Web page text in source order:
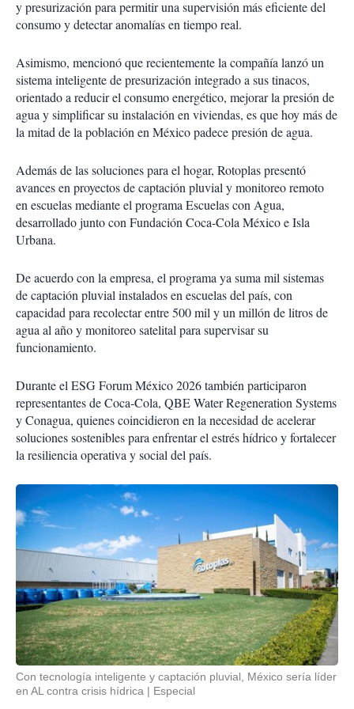
y presurización para permitir una supervisión más eficiente del
consumo y detectar anomalías en tiempo real.
Asimismo, mencionó que recientemente la compañía lanzó un
sistema inteligente de presurización integrado a sus tinacos,
orientado a reducir el consumo energético, mejorar la presión de
agua y simplificar su instalación en viviendas, es que hoy más de
la mitad de la población en México padece presión de agua.
Además de las soluciones para el hogar, Rotoplas presentó
avances en proyectos de captación pluvial y monitoreo remoto
en escuelas mediante el programa Escuelas con Agua,
desarrollado junto con Fundación Coca-Cola México e Isla
Urbana.
De acuerdo con la empresa, el programa ya suma mil sistemas
de captación pluvial instalados en escuelas del país, con
capacidad para recolectar entre 500 mil y un millón de litros de
agua al año y monitoreo satelital para supervisar su
funcionamiento.
Durante el ESG Forum México 2026 también participaron
representantes de Coca-Cola, QBE Water Regeneration Systems
y Conagua, quienes coincidieron en la necesidad de acelerar
soluciones sostenibles para enfrentar el estrés hídrico y fortalecer
la resiliencia operativa y social del país.
Con tecnología inteligente y captación pluvial, México sería líder
en AL contra crisis hídrica
Especial